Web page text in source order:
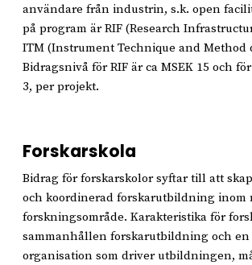
användare från industrin, s.k. open
på program är RIF (Research
ITM (Instrument Technique and Method
Bidragsnivå för RIF är ca MSEK 15 och
3, per projekt.
Forskarskola
Bidrag för forskarskolor syftar till att
och koordinerad forskarutbildning inom
forskningsområde. Karakteristika för
sammanhållen forskarutbildning och
organisation som driver utbildningen,